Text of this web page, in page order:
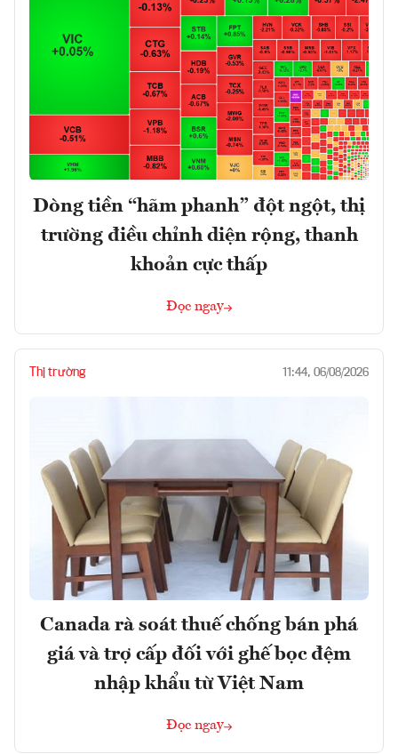
Dòng tiền “hãm phanh” đột ngột, thị
trường điều chỉnh diện rộng, thanh
khoản cực thấp
Đọc ngay
Thị trường 11:44, 06/08/2026
Canada rà soát thuế chống bán phá
giá và trợ cấp đối với ghế bọc đệm
nhập khẩu từ Việt Nam
Đọc ngay